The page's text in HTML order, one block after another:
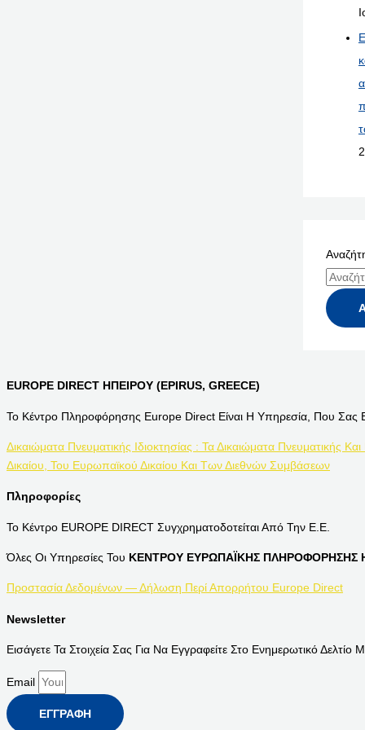
EUROPE DIRECT ΗΠΕΙΡΟΥ (EPIRUS, GREECE)
Το Κέντρο Πληροφόρησης Europe Direct Είναι Η Υπηρεσία, Που Σας
Δικαιώματα Πνευματικής Ιδιοκτησίας : Τα Δικαιώματα Πνευματικής
Δικαίου, Του Ευρωπαϊκού Δικαίου Και Των Διεθνών Συμβάσεων
Πληροφορίες
Το Κέντρο EUROPE DIRECT Συγχρηματοδοτείται Από Την Ε.Ε.
Όλες Οι Υπηρεσίες Του ΚΕΝΤΡΟΥ ΕΥΡΩΠΑΪΚΗΣ ΠΛΗΡΟΦΟΡΗΣΗΣ
Προστασία Δεδομένων — Δήλωση Περί Απορρήτου Europe Direct
Newsletter
Εισάγετε Τα Στοιχεία Σας Για Να Εγγραφείτε Στο Ενημερωτικό Δελτίο
Email
ΕΓΓΡΑΦΉ